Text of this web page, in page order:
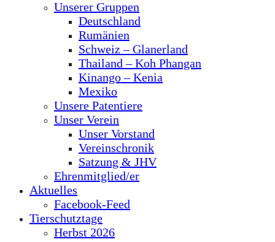
Unserer Gruppen
Deutschland
Rumänien
Schweiz – Glanerland
Thailand – Koh Phangan
Kinango – Kenia
Mexiko
Unsere Patentiere
Unser Verein
Unser Vorstand
Vereinschronik
Satzung & JHV
Ehrenmitglied/er
Aktuelles
Facebook-Feed
Tierschutztage
Herbst 2026